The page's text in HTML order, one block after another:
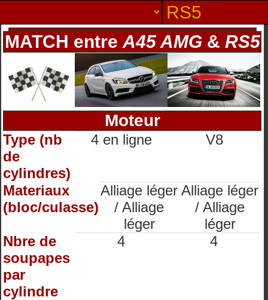
MATCH entre A45 AMG& RS5
Moteur
Type (nb
de
cylindres)
4 en ligne V8
Materiaux
(bloc/culasse)
Alliage léger
/ Alliage
léger
Alliage léger
/ Alliage
léger
Nbre de
soupapes
par
cylindre
4 4